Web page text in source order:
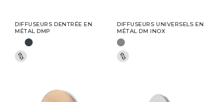
DIFFUSEURS DENTRÉE EN
MÉTAL DMP
DIFFUSEURS UNIVERSELS EN
MÉTAL DM INOX